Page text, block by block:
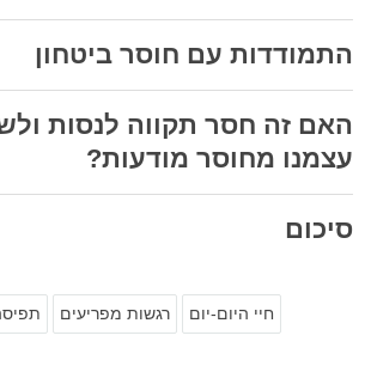
התמודדות עם חוסר ביטחון
האם זה חסר תקווה לנסות
עצמנו מחוסר מודעות?
סיכום
חיי היום-יום רגשות מפריעים